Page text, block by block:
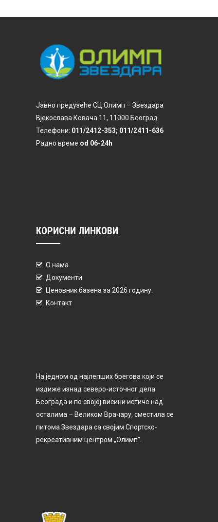
Јавно предузеће СЦ Олимп – Звездара
Вјекослава Ковача 11, 11000 Београд
Телефони: 011/2412-353; 011/2411-636
Радно време od 06-24h
КОРИСНИ ЛИНКОВИ
О нама
Документи
Ценовник базена за 2026 годину.
Контакт
На једном од најлепших брегова који се
издиже изнад северо-источног дела
Београда и по својој висини истиче над
осталима – Великом Врачару, сместила се
питома Звездара са својим Спортско-
рекреативним центром „Олимп“.